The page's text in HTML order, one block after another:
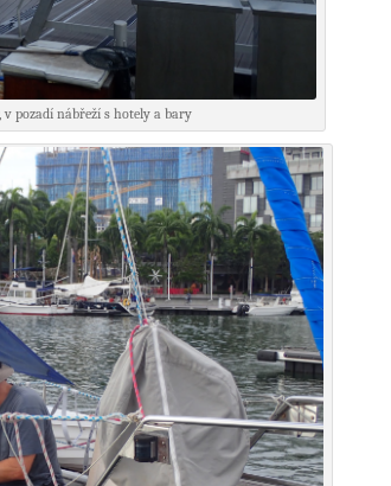
pozadí nábřeží s hotely a bary